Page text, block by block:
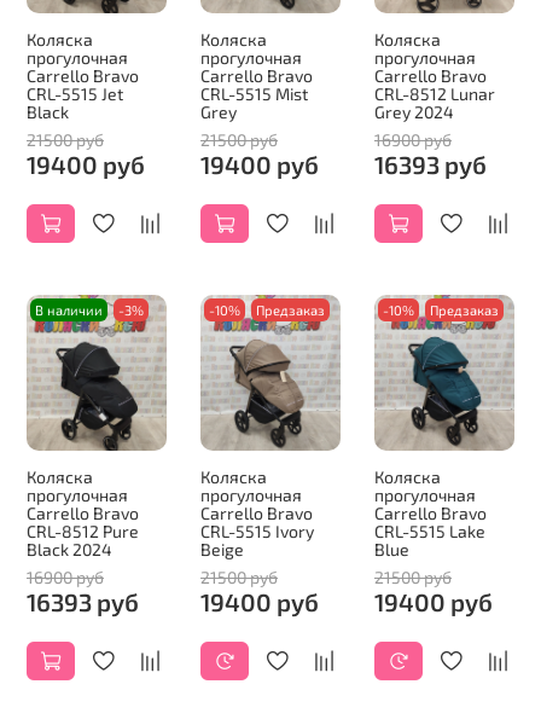
Коляска
прогулочная
Carrello Bravo
CRL-5515 Jet
Black
21500 руб
19400 руб
Коляска
прогулочная
Carrello Bravo
CRL-5515 Mist
Grey
21500 руб
19400 руб
Коляска
прогулочная
Carrello Bravo
CRL-8512 Lunar
Grey 2024
16900 руб
16393 руб
В наличии -3%
Коляска
прогулочная
Carrello Bravo
CRL-8512 Pure
Black 2024
16900 руб
16393 руб
-10% Предзаказ
Коляска
прогулочная
Carrello Bravo
CRL-5515 Ivory
Beige
21500 руб
19400 руб
-10% Предзаказ
Коляска
прогулочная
Carrello Bravo
CRL-5515 Lake
Blue
21500 руб
19400 руб